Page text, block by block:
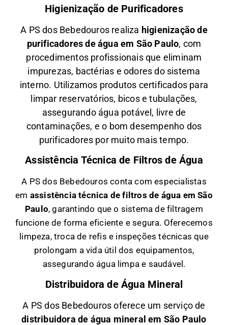
Higienização de Purificadores
A PS dos Bebedouros realiza higienização de
purificadores de água em São Paulo, com
procedimentos profissionais que eliminam
impurezas, bactérias e odores do sistema
interno. Utilizamos produtos certificados para
limpar reservatórios, bicos e tubulações,
assegurando água potável, livre de
contaminações, e o bom desempenho dos
purificadores por muito mais tempo.
Assistência Técnica de Filtros de Água
A PS dos Bebedouros conta com especialistas
em assistência técnica de filtros de água em São
Paulo, garantindo que o sistema de filtragem
funcione de forma eficiente e segura. Oferecemos
limpeza, troca de refis e inspeções técnicas que
prolongam a vida útil dos equipamentos,
assegurando água limpa e saudável.
Distribuidora de Água Mineral
A PS dos Bebedouros oferece um serviço de
distribuidora de água mineral em São Paulo